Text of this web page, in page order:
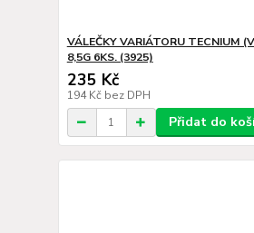
VÁLEČKY VARIÁTORU TECNIUM
8,5G 6KS. (3925)
235 Kč
194 Kč bez DPH
Přidat do